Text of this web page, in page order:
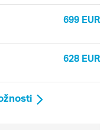
699 EUR
628 EUR